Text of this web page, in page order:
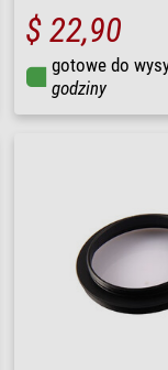
$ 22,90
gotowe do
godziny